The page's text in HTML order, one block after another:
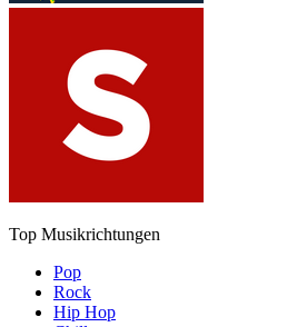
Top Musikrichtungen
Pop
Rock
Hip Hop